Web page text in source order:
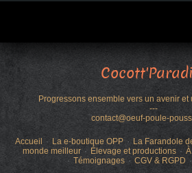
Progressons ensemble vers un avenir
---
contact@oeuf-poule-
Accueil La e-boutique OPP
La Farandole
monde meilleur
Élevage et productions
Témoignages
CGV & RGPD